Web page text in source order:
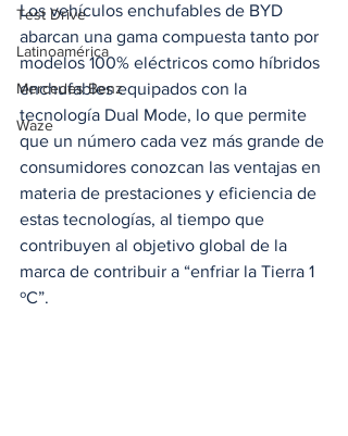
Test Drive
Latinoamérica
Mercedes Benz
Waze
Los vehículos enchufables de BYD
abarcan una gama compuesta tanto por
modelos 100% eléctricos como híbridos
enchufables equipados con la
tecnología Dual Mode, lo que permite
que un número cada vez más grande de
consumidores conozcan las ventajas en
materia de prestaciones y eficiencia de
estas tecnologías, al tiempo que
contribuyen al objetivo global de la
marca de contribuir a “enfriar la Tierra 1
ºC”.